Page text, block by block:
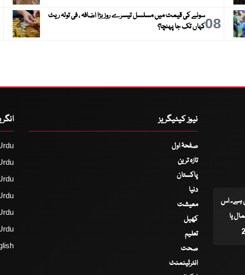
08سونے کی قیمت میں مسلسل تیسرے روز بڑا اضافہ ، فی تولہ ریٹ
کہاں تک جا پہنچا؟
ہے۔ اس
یا
نیوز کیٹیگریز
صفحۂ اول
تازہ ترین
پاکستان
دنیا
معیشت
کھیل
تعلیم
صحت
انٹرٹینمنٹ